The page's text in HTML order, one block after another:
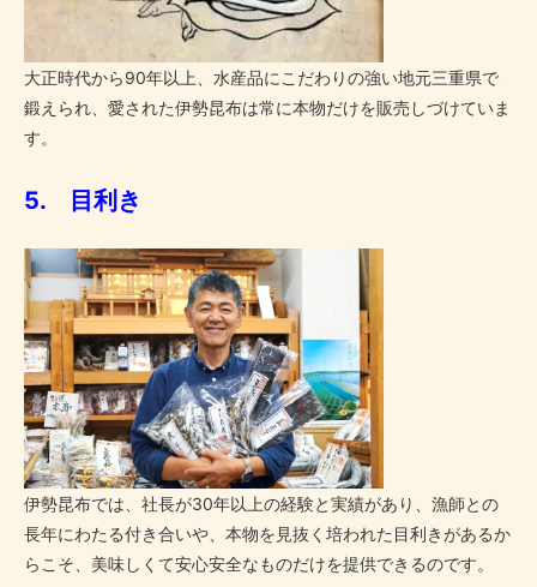
大正時代から90年以上、水産品にこだわりの強い地元三重県で
鍛えられ、愛された伊勢昆布は常に本物だけを販売しづけていま
す。
5. 目利き
伊勢昆布では、社長が30年以上の経験と実績があり、漁師との
長年にわたる付き合いや、本物を見抜く培われた目利きがあるか
らこそ、美味しくて安心安全なものだけを提供できるのです。